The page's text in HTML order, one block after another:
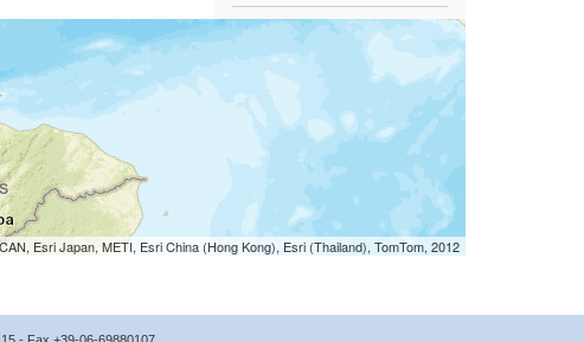
Esri Japan, METI, Esri China (Hong Kong), Esri (Thailand), TomTom, 2012